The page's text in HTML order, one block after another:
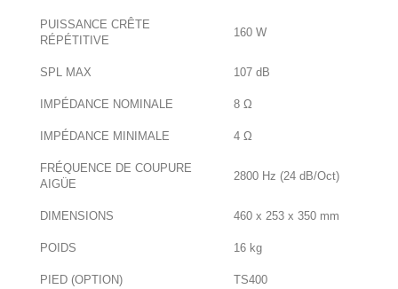
PUISSANCE CRÊTE
RÉPÉTITIVE
160 W
SPL MAX 107 dB
IMPÉDANCE NOMINALE 8 Ω
IMPÉDANCE MINIMALE 4 Ω
FRÉQUENCE DE COUPURE
AIGÜE
2800 Hz (24 dB/Oct)
DIMENSIONS 460 x 253 x 350 mm
POIDS 16 kg
PIED (OPTION) TS400